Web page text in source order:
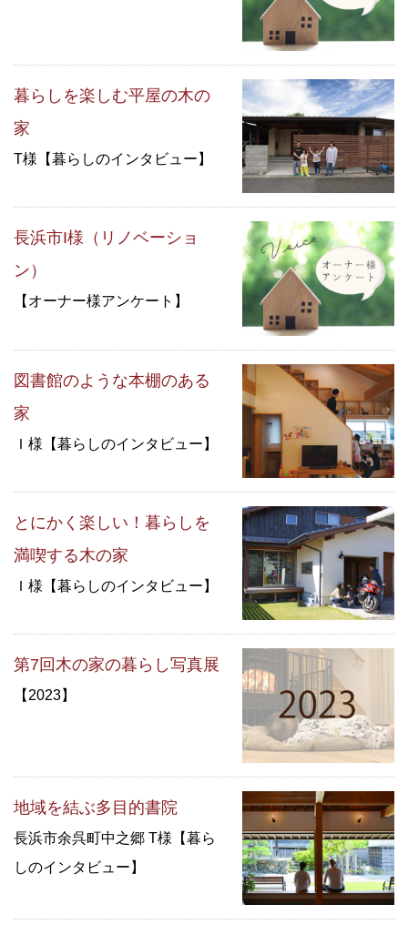
暮らしを楽しむ平屋の木の
家
T様【暮らしのインタビュー】
長浜市I様（リノベーショ
ン）
【オーナー様アンケート】
図書館のような本棚のある
家
Ｉ様【暮らしのインタビュー】
とにかく楽しい！暮らしを
満喫する木の家
Ｉ様【暮らしのインタビュー】
第7回木の家の暮らし写真展
【2023】
地域を結ぶ多目的書院
長浜市余呉町中之郷 T様【暮ら
しのインタビュー】